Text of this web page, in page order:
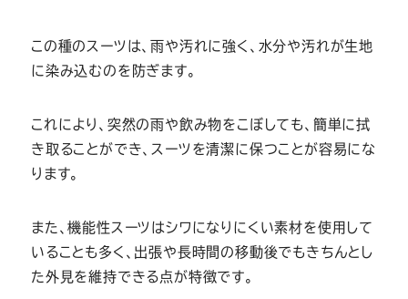
この種のスーツは、雨や汚れに強く、水分や汚れが生地
に染み込むのを防ぎます。
これにより、突然の雨や飲み物をこぼしても、簡単に拭
き取ることができ、スーツを清潔に保つことが容易にな
ります。
また、機能性スーツはシワになりにくい素材を使用して
いることも多く、出張や長時間の移動後でもきちんとし
た外見を維持できる点が特徴です。